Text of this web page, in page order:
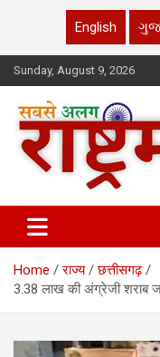
English
Skip
to
Sunday, August 9, 2026
Home राज्य
छत्तीसगढ़
3.38 लाख की अंग्रेजी शराब